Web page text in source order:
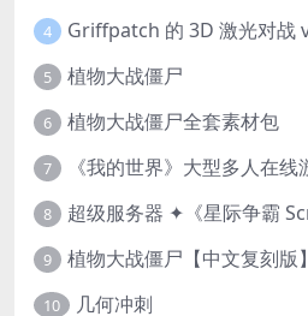
4 Griffpatch 的 3D 激光对战
5 植物大战僵尸
6 植物大战僵尸全套素材包
7 《我的世界》大型多人在
8 超级服务器 ✦《星际争霸
9 植物大战僵尸【中文复刻版】
10 几何冲刺